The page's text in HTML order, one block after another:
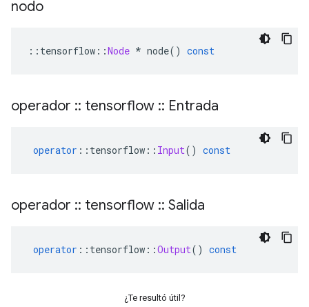
nodo
:: tensorflow ::Node * node() const
operador :: tensorflow :: Entrada
operator :: tensorflow :: Input() const
operador :: tensorflow :: Salida
operator :: tensorflow ::Output() const
¿Te resultó útil?